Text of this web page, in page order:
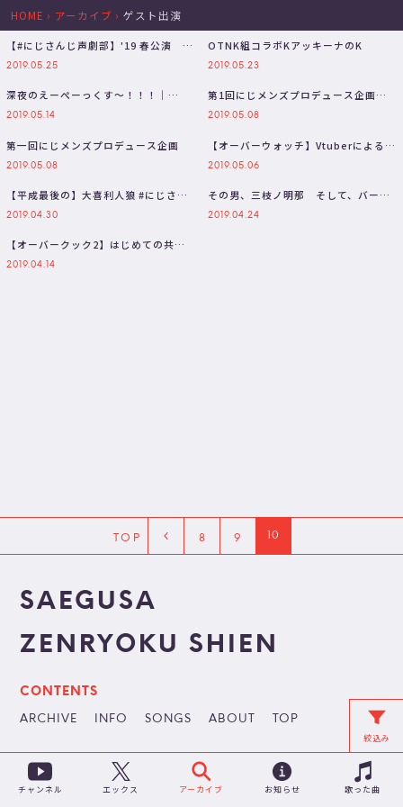
絞込み
チャンネル エックス アーカイブ お知らせ 歌った曲
HOME › アーカイブ › ゲスト出演
【#にじさんじ声劇部】'19 春公演 絶
対☆フェチズム学園
2019.05.25
OTNK組コラボKアッキーナのK
2019.05.23
深夜のえーぺーっくす～！！！｜
APEX LEGENDS【にじさんじ/叶…
2019.05.14
第1回にじメンズプロデュース企画の
感想のお話
2019.05.08
第一回にじメンズプロデュース企画
2019.05.08
【オーバーウォッチ】Vtuberによるオ
ーバーウォッチ大戦！【にじさん…
2019.05.06
【平成最後の】大喜利人狼 #にじさん
じスベ狼【地獄配信】
2019.04.30
その男、三枝ノ明那 そして、バーチ
ャルゴリラさん｜Apex Legen…
2019.04.24
【オーバークック2】はじめての共同
作業【紅ズワイガニ】
2019.04.14
TOP 8 9 10
SAEGUSA
ZENRYOKU SHIEN
CONTENTS
ARCHIVE INFO SONGS ABOUT TOP